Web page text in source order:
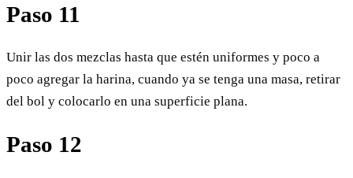
Paso 11
Unir las dos mezclas hasta que estén uniformes y poco a
poco agregar la harina, cuando ya se tenga una masa, retirar
del bol y colocarlo en una superficie plana.
Paso 12